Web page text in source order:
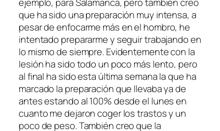
ejemplo, para Salamanca, pero también creo
que ha sido una preparación muy intensa, a
pesar de enfocarme más en el hombro, he
intentado prepararme y seguir trabajando en
lo mismo de siempre. Evidentemente con la
lesión ha sido todo un poco más lento, pero
al final ha sido esta última semana la que ha
marcado la preparación que llevaba ya de
antes estando al 100% desde el lunes en
cuanto me dejaron coger los trastos y un
poco de peso. También creo que la